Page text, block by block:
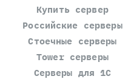
Купить сервер
Российские серверы
Стоечные серверы
Tower серверы
Серверы для 1С